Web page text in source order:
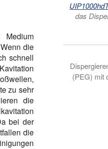
Medium
die
schnell
zu sehr
die
bei der
die
das
(PEG) mit